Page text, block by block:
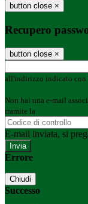
button close ×
Recupero
button close ×
all'indirizzo indicato con
Non hai una e-mail
tramite la
E-mail inviata, si
Errore
Chiudi
Successo